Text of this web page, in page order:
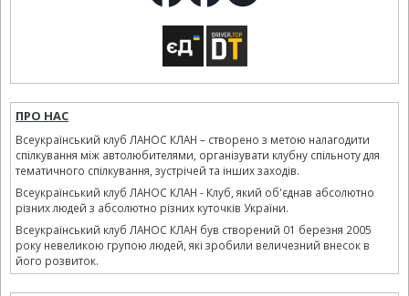
ПРО НАС
Всеукраїнський клуб ЛАНОС КЛАН – створено з метою налагодити
спілкування між автолюбителями, організувати клубну спільноту для
тематичного спілкування, зустрічей та інших заходів.
Всеукраїнський клуб ЛАНОС КЛАН - Клуб, який об'єднав абсолютно
різних людей з абсолютно різних куточків України.
Всеукраїнський клуб ЛАНОС КЛАН був створений 01 березня 2005
року невеликою групою людей, які зробили величезний внесок в
його розвиток.